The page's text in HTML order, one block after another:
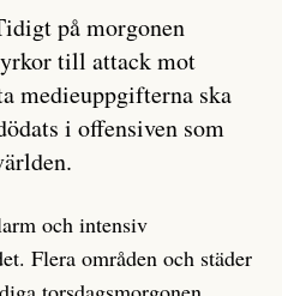
på morgonen
till attack mot
medieuppgifterna ska
i offensiven som
och intensiv
Flera områden och städer